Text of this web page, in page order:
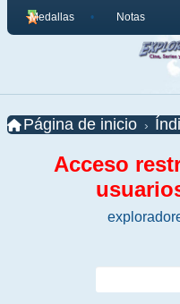
Medallas Notas
Página de inicio
Acceso